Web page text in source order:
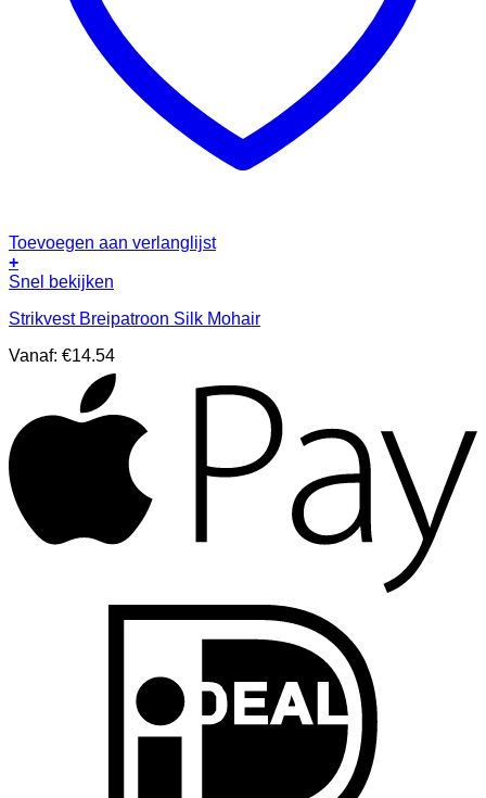
Toevoegen aan verlanglijst
+
Snel bekijken
Strikvest Breipatroon Silk Mohair
Vanaf: €14.54